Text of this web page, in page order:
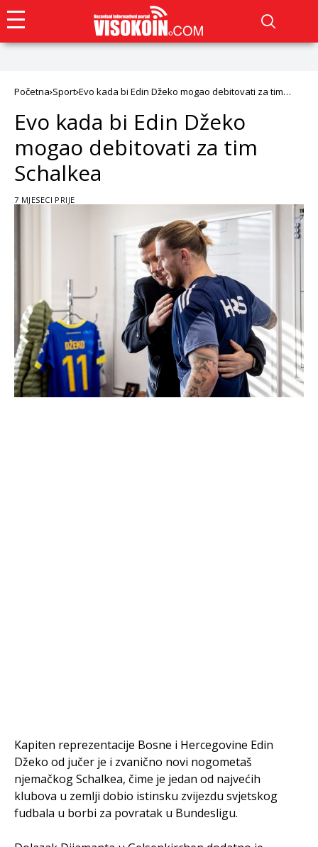
Početna Sport Evo kada bi Edin Džeko mogao debitovati za tim
Evo kada bi Edin Džeko
mogao debitovati za tim
Schalkea
7 MJESECI PRIJE
Kapiten reprezentacije Bosne i Hercegovine Edin
Džeko od jučer je i zvanično novi nogometaš
njemačkog Schalkea, čime je jedan od najvećih
klubova u zemlji dobio istinsku zvijezdu svjetskog
fudbala u borbi za povratak u Bundesligu.